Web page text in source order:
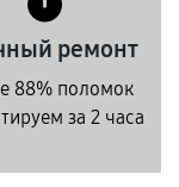
ремонт
88% поломок
за 2 часа